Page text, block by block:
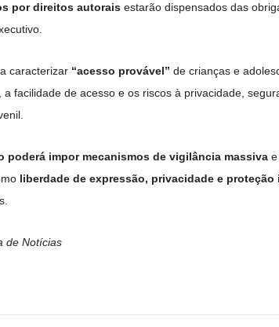
por direitos autorais estarão dispensados das
caracterizar “acesso provável” de crianças e
facilidade de acesso e os riscos à privacidade,
poderá impor mecanismos de vigilância massiva
liberdade de expressão, privacidade e proteção
de Notícias